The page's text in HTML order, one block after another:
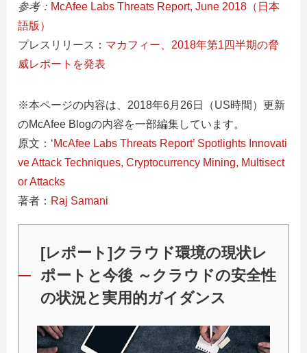
参考： McAfee Labs Threats Report, June 2018（日本
語版）
プレスリリース： マカフィー、2018年第1四半期の脅
威レポートを発表
※本ページの内容は、2018年6月26日（US時間）更新
のMcAfee Blogの内容を一部編集しています。
原文： ‘McAfee Labs Threats Report’ Spotlights Innovati
ve Attack Techniques, Cryptocurrency Mining, Multisect
or Attacks
著者： Raj Samani
[レポート]クラウド環境の現状レ
ポートと今後 ～クラウドの安全性
の状況と実用的ガイダンス